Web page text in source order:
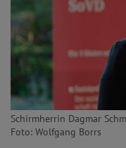
Schirmherrin Dagmar
Foto: Wolfgang Borrs